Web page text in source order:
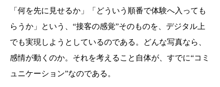
「何を先に見せるか」「どういう順番で体験へ入っても
らうか」という、“接客の感覚”そのものを、デジタル上
でも実現しようとしているのである。どんな写真なら、
感情が動くのか。それを考えること自体が、すでに“コミ
ュニケーション”なのである。